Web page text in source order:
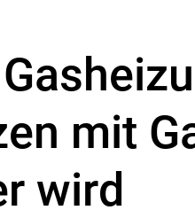
mit
wird